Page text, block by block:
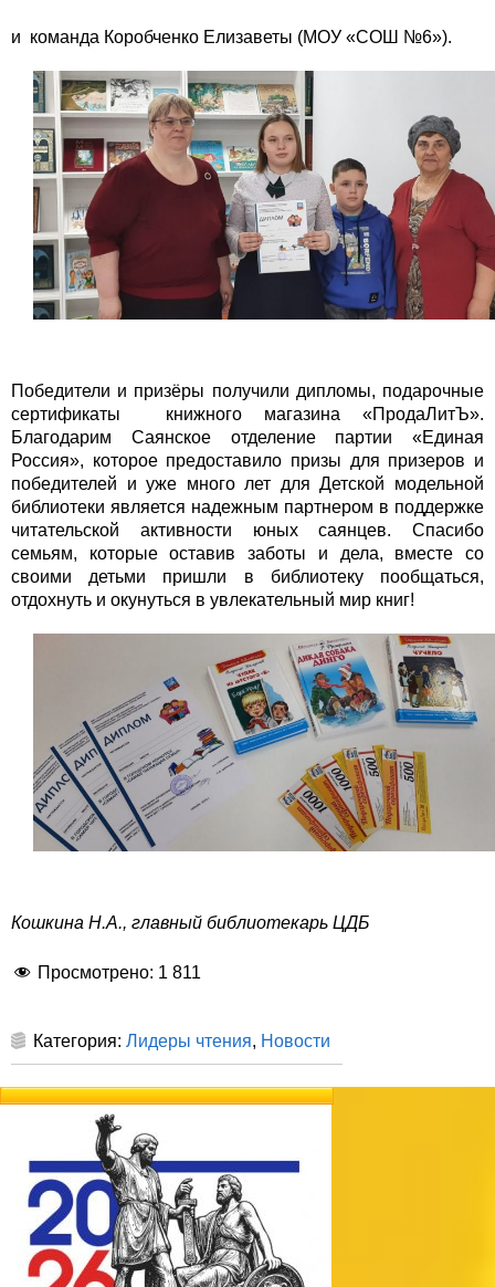
и команда Коробченко Елизаветы (МОУ «СОШ №6»).
Победители и призёры получили дипломы, подарочные
сертификаты книжного магазина «ПродаЛитЪ».
Благодарим Саянское отделение партии «Единая
Россия», которое предоставило призы для призеров и
победителей и уже много лет для Детской модельной
библиотеки является надежным партнером в поддержке
читательской активности юных саянцев. Спасибо
семьям, которые оставив заботы и дела, вместе со
своими детьми пришли в библиотеку пообщаться,
отдохнуть и окунуться в увлекательный мир книг!
Кошкина Н.А., главный библиотекарь ЦДБ
Просмотрено: 1 811
Категория: Лидеры чтения, Новости